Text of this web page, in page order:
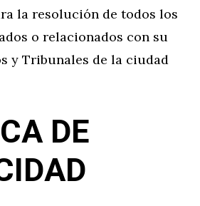
la resolución de todos los
o relacionados con su
y Tribunales de la ciudad
DE